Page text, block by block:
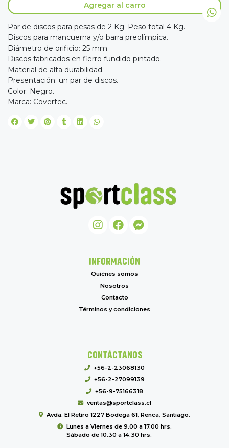
Agregar al carro
Par de discos para pesas de 2 Kg. Peso total 4 Kg.
Discos para mancuerna y/o barra preolímpica.
Diámetro de orificio: 25 mm.
Discos fabricados en fierro fundido pintado.
Material de alta durabilidad.
Presentación: un par de discos.
Color: Negro.
Marca: Covertec.
INFORMACIÓN
Quiénes somos
Nosotros
Contacto
Términos y condiciones
CONTÁCTANOS
+56-2-23068130
+56-2-27099139
+56-9-75166318
ventas@sportclass.cl
Avda. El Retiro 1227 Bodega 61, Renca, Santiago.
Lunes a Viernes de 9.00 a 17.00 hrs.
Sábado de 10.30 a 14.30 hrs.